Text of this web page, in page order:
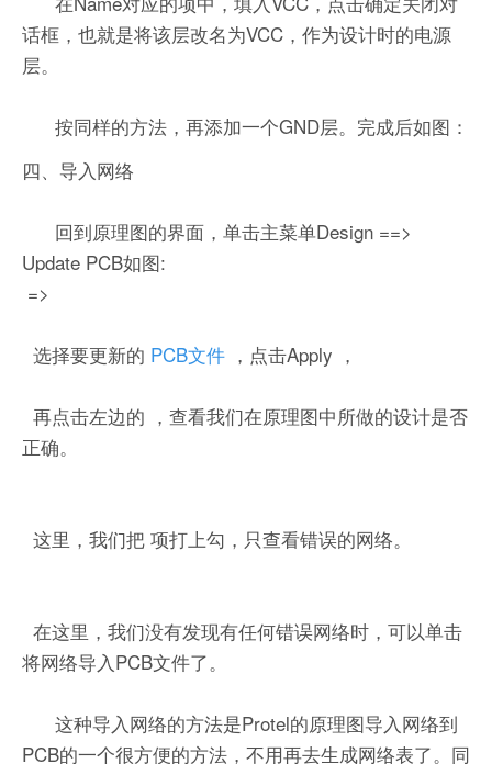
话框，也就是将该层改名为VCC，作为设计时的电源
层。
按同样的方法，再添加一个GND层。完成后如图：
四、导入网络
回到原理图的界面，单击主菜单Design ==>
Update PCB如图:
=>
选择要更新的 PCB文件 ，点击Apply ，
再点击左边的 ，查看我们在原理图中所做的设计是否
正确。
这里，我们把 项打上勾，只查看错误的网络。
在这里，我们没有发现有任何错误网络时，可以单击
将网络导入PCB文件了。
这种导入网络的方法是Protel的原理图导入网络到
PCB的一个很方便的方法，不用再去生成网络表了。同